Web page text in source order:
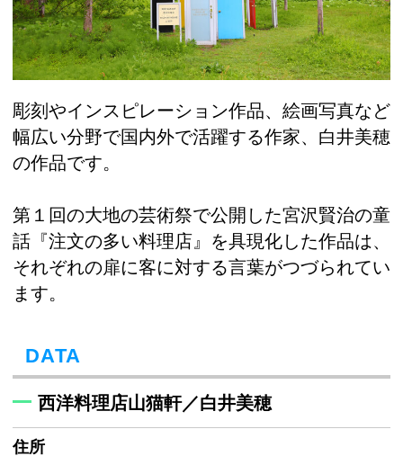
彫刻やインスピレーション作品、絵画写真など
幅広い分野で国内外で活躍する作家、白井美穂
の作品です。
第１回の大地の芸術祭で公開した宮沢賢治の童
話『注文の多い料理店』を具現化した作品は、
それぞれの扉に客に対する言葉がつづられてい
ます。
DATA
西洋料理店山猫軒／白井美穂
住所